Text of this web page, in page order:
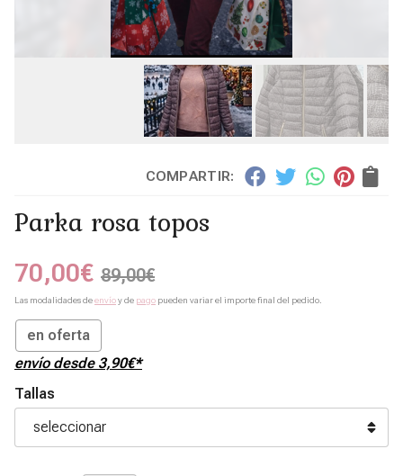
COMPARTIR:
Parka rosa topos
70,00€ 89,00€
Las modalidades deenvíoy de pago pueden variar el importe final del pedido.
en oferta
envío desde 3,90€*
Tallas